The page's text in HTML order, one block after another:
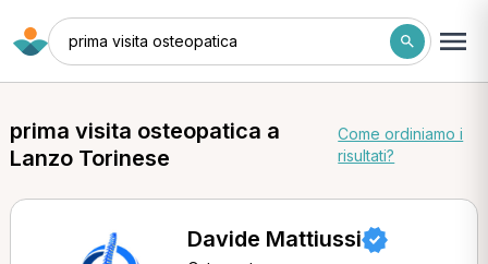
prima visita osteopatica
prima visita osteopatica a
Lanzo Torinese
Come ordiniamo i
risultati?
Davide Mattiussi